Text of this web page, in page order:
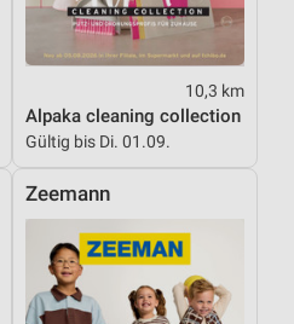
10,3 km
Alpaka cleaning collection
Gültig bis Di. 01.09.
Zeemann